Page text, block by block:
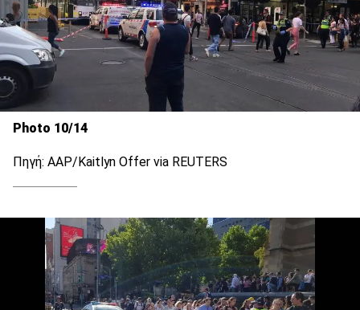
Photo 10/14
Πηγή: AAP/Kaitlyn Offer via REUTERS